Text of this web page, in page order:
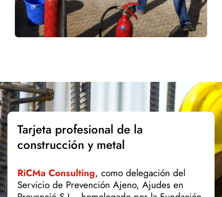
Tarjeta profesional de la
construcción y metal
RiCMa Consulting, como delegación del
Servicio de Prevención Ajeno, Ajudes en